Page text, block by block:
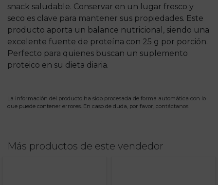
snack saludable. Conservar en un lugar fresco y
seco es clave para mantener sus propiedades. Este
producto aporta un balance nutricional, siendo una
excelente fuente de proteína con 25 g por porción.
Perfecto para quienes buscan un suplemento
proteico en su dieta diaria.
La información del producto ha sido procesada de forma automática con lo
que puede contener errores. En caso de duda, por favor, contáctanos
Más productos de este vendedor